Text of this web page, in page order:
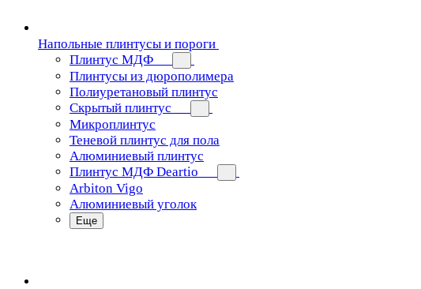
Напольные плинтусы и пороги
Плинтус МДФ
Плинтусы из дюрополимера
Полиуретановый плинтус
Скрытый плинтус
Микроплинтус
Теневой плинтус для пола
Алюминиевый плинтус
Плинтус МДФ Deartio
Arbiton Vigo
Алюминиевый уголок
Еще